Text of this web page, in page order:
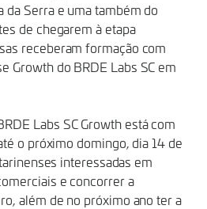
da Serra e uma também do
de chegarem à etapa
receberam formação com
Growth do BRDE Labs SC em
Labs SC Growth está com
o próximo domingo, dia 14 de
interessadas em
e concorrer a
além de no próximo ano ter a